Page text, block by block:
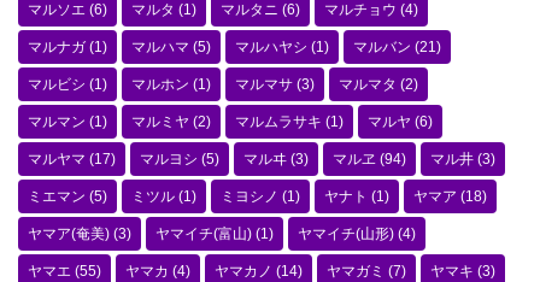
マルソエ (6) マルタ (1) マルタニ (6) マルチョウ (4)
マルナガ (1) マルハマ (5) マルハヤシ (1) マルバン (21)
マルビシ (1) マルホン (1) マルマサ (3) マルマタ (2)
マルマン (1) マルミヤ (2) マルムラサキ (1) マルヤ (6)
マルヤマ (17) マルヨシ (5) マルヰ (3) マルヱ (94) マル井 (3)
ミエマン (5) ミツル (1) ミヨシノ (1) ヤナト (1) ヤマア (18)
ヤマア(奄美) (3) ヤマイチ(富山) (1) ヤマイチ(山形) (4)
ヤマエ (55) ヤマカ (4) ヤマカノ (14) ヤマガミ (7) ヤマキ (3)